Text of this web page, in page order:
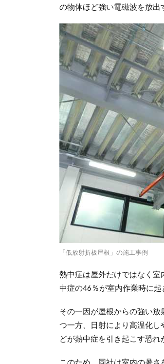
の物体ほど強い電磁波を放出
「低放射折板屋根」の施工事例
熱中症は屋外だけではなく
中症の46％が室内作業時に起
その一因が屋根からの強い
つ一方、日射により高温化
どが熱中症を引き起こす恐れ
このため、同社は室内の暑